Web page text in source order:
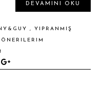
DEVAMINI OKU
, YIPRANMIŞ